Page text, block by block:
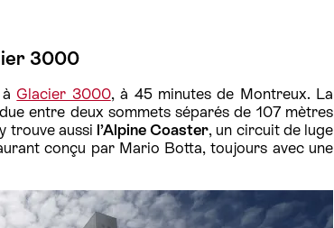
3000
Glacier 3000, à 45 minutes de Montreux. La
entre deux sommets séparés de 107 mètres
trouve aussi l’Alpine Coaster, un circuit de luge
conçu par Mario Botta, toujours avec une